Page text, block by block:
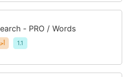
- PRO / Words
1.1